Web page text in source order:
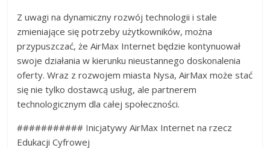
Z uwagi na dynamiczny rozwój technologii i stale
zmieniające się potrzeby użytkowników, można
przypuszczać, że AirMax Internet będzie kontynuował
swoje działania w kierunku nieustannego doskonalenia
oferty. Wraz z rozwojem miasta Nysa, AirMax może stać
się nie tylko dostawcą usług, ale partnerem
technologicznym dla całej społeczności.
########### Inicjatywy AirMax Internet na rzecz
Edukacji Cyfrowej